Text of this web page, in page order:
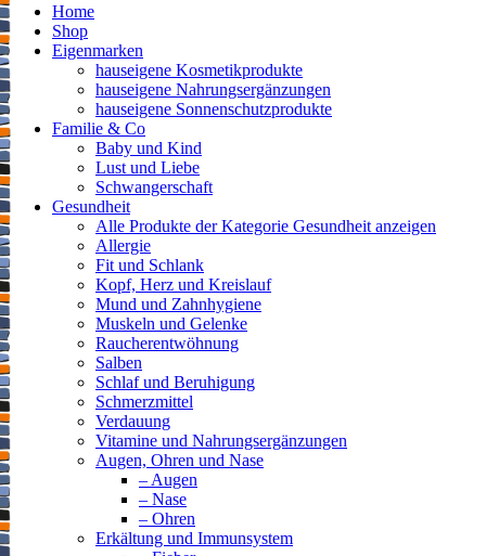
Home
Shop
Eigenmarken
hauseigene Kosmetikprodukte
hauseigene Nahrungsergänzungen
hauseigene Sonnenschutzprodukte
Familie & Co
Baby und Kind
Lust und Liebe
Schwangerschaft
Gesundheit
Alle Produkte der Kategorie Gesundheit anzeigen
Allergie
Fit und Schlank
Kopf, Herz und Kreislauf
Mund und Zahnhygiene
Muskeln und Gelenke
Raucherentwöhnung
Salben
Schlaf und Beruhigung
Schmerzmittel
Verdauung
Vitamine und Nahrungsergänzungen
Augen, Ohren und Nase
– Augen
– Nase
– Ohren
Erkältung und Immunsystem